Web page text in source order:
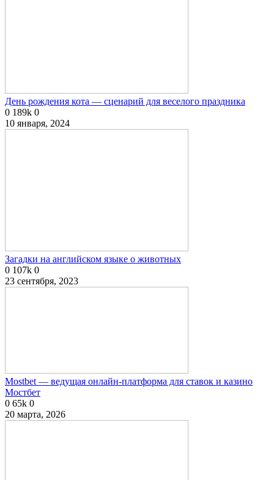
День рождения кота — сценарий для веселого праздника
0 189k 0
10 января, 2024
Загадки на английском языке о животных
0 107k 0
23 сентября, 2023
Mostbet — ведущая онлайн-платформа для ставок и казино
Мостбет
0 65k 0
20 марта, 2026